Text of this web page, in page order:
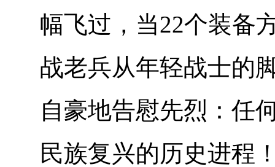
幅飞过，当22个装备
战老兵从年轻战士的
自豪地告慰先烈：任
民族复兴的历史进程